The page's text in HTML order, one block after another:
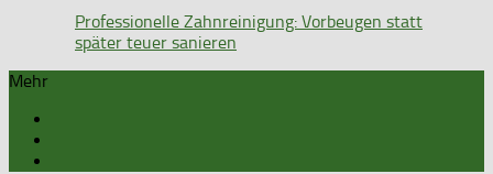
Professionelle Zahnreinigung: Vorbeugen statt
später teuer sanieren
Mehr